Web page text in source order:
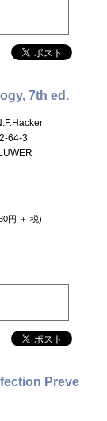
7th ed.
64-3
円 ＋ 税)
Preve